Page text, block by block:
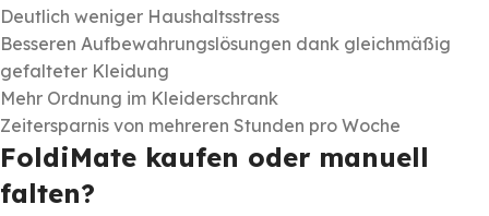
Deutlich weniger Haushaltsstress
Besseren Aufbewahrungslösungen dank gleichmäßig
gefalteter Kleidung
Mehr Ordnung im Kleiderschrank
Zeitersparnis von mehreren Stunden pro Woche
FoldiMate kaufen oder manuell
falten?